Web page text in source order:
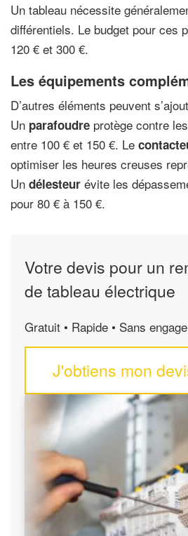
Un tableau nécessite
différentiels. Le budget pour ces
120 € et 300 €.
Les équipements
D’autres éléments peuvent
Un parafoudre protège contre
entre 100 € et 150 €. Le
optimiser les heures creuses
Un délesteur évite les
pour 80 € à 150 €.
Votre devis pour un
de tableau électrique
Gratuit • Rapide • Sans
J'obtiens mon